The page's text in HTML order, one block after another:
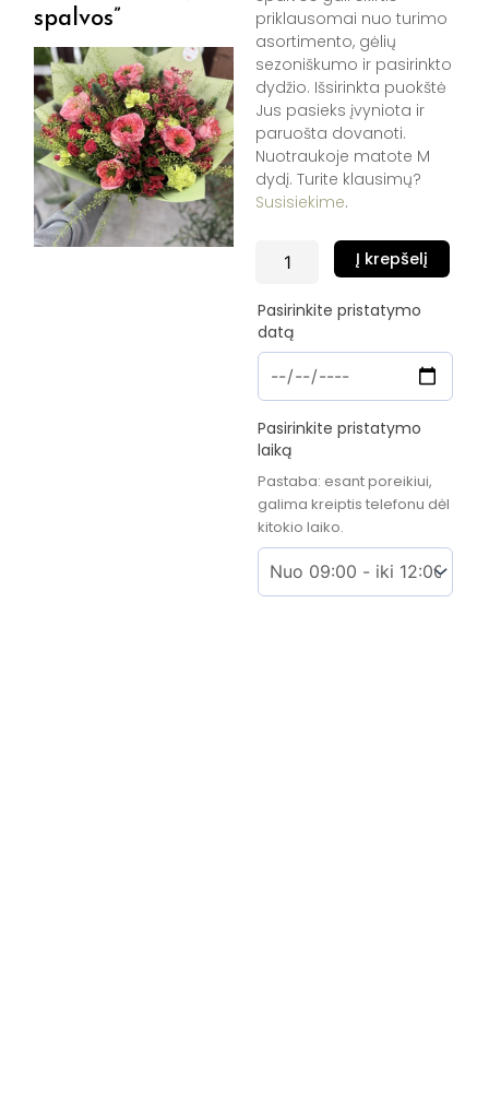
spalvos”
priklausomai nuo turimo
asortimento, gėlių
sezoniškumo ir pasirinkto
dydžio. Išsirinkta puokštė
Jus pasieks įvyniota ir
paruošta dovanoti.
Nuotraukoje matote M
dydį. Turite klausimų?
Susisiekime.
produkto
kiekis:
"Gėlių
spalvos"
Į krepšelį
Pasirinkite pristatymo
datą
Pasirinkite pristatymo
laiką
Pastaba: esant poreikiui,
galima kreiptis telefonu dėl
kitokio laiko.